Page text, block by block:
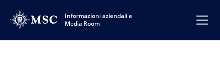
Informazioni aziendali e
Media Room